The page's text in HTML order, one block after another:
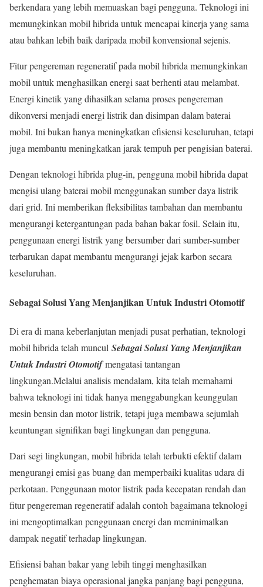
berkendara yang lebih memuaskan bagi pengguna. Teknologi ini
memungkinkan mobil hibrida untuk mencapai kinerja yang sama
atau bahkan lebih baik daripada mobil konvensional sejenis.
Fitur pengereman regeneratif pada mobil hibrida memungkinkan
mobil untuk menghasilkan energi saat berhenti atau melambat.
Energi kinetik yang dihasilkan selama proses pengereman
dikonversi menjadi energi listrik dan disimpan dalam baterai
mobil. Ini bukan hanya meningkatkan efisiensi keseluruhan, tetapi
juga membantu meningkatkan jarak tempuh per pengisian baterai.
Dengan teknologi hibrida plug-in, pengguna mobil hibrida dapat
mengisi ulang baterai mobil menggunakan sumber daya listrik
dari grid. Ini memberikan fleksibilitas tambahan dan membantu
mengurangi ketergantungan pada bahan bakar fosil. Selain itu,
penggunaan energi listrik yang bersumber dari sumber-sumber
terbarukan dapat membantu mengurangi jejak karbon secara
keseluruhan.
Sebagai Solusi Yang Menjanjikan Untuk Industri Otomotif
Di era di mana keberlanjutan menjadi pusat perhatian, teknologi
mobil hibrida telah muncul Sebagai Solusi Yang Menjanjikan
Untuk Industri Otomotif mengatasi tantangan
lingkungan.Melalui analisis mendalam, kita telah memahami
bahwa teknologi ini tidak hanya menggabungkan keunggulan
mesin bensin dan motor listrik, tetapi juga membawa sejumlah
keuntungan signifikan bagi lingkungan dan pengguna.
Dari segi lingkungan, mobil hibrida telah terbukti efektif dalam
mengurangi emisi gas buang dan memperbaiki kualitas udara di
perkotaan. Penggunaan motor listrik pada kecepatan rendah dan
fitur pengereman regeneratif adalah contoh bagaimana teknologi
ini mengoptimalkan penggunaan energi dan meminimalkan
dampak negatif terhadap lingkungan.
Efisiensi bahan bakar yang lebih tinggi menghasilkan
penghematan biaya operasional jangka panjang bagi pengguna,